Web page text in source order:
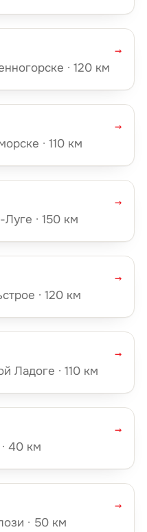
· 120 км
→
· 110 км
→
· 150 км
→
· 120 км
→
Ладоге · 110 км
→
40 км
→
· 50 км
→